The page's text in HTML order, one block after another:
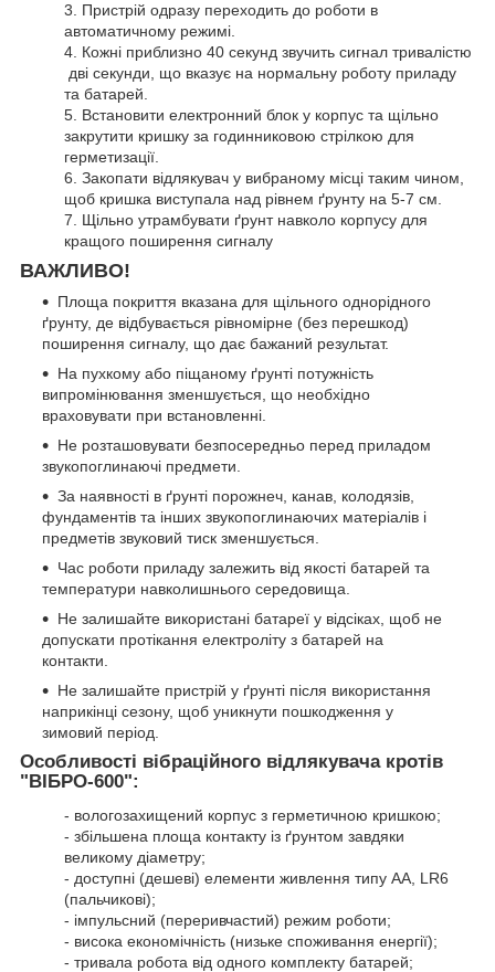
3. Пристрій одразу переходить до роботи в
автоматичному режимі.
4. Кожні приблизно 40 секунд звучить сигнал тривалістю
дві секунди, що вказує на нормальну роботу приладу
та батарей.
5. Встановити електронний блок у корпус та щільно
закрутити кришку за годинниковою стрілкою для
герметизації.
6. Закопати відлякувач у вибраному місці таким чином,
щоб кришка виступала над рівнем ґрунту на 5-7 см.
7. Щільно утрамбувати ґрунт навколо корпусу для
кращого поширення сигналу
ВАЖЛИВО!
Площа покриття вказана для щільного однорідного
ґрунту, де відбувається рівномірне (без перешкод)
поширення сигналу, що дає бажаний результат.
На пухкому або піщаному ґрунті потужність
випромінювання зменшується, що необхідно
враховувати при встановленні.
Не розташовувати безпосередньо перед приладом
звукопоглинаючі предмети.
За наявності в ґрунті порожнеч, канав, колодязів,
фундаментів та інших звукопоглинаючих матеріалів і
предметів звуковий тиск зменшується.
Час роботи приладу залежить від якості батарей та
температури навколишнього середовища.
Не залишайте використані батареї у відсіках, щоб не
допускати протікання електроліту з батарей на
контакти.
Не залишайте пристрій у ґрунті після використання
наприкінці сезону, щоб уникнути пошкодження у
зимовий період.
Особливості вібраційного відлякувача кротів
"ВІБРО-600":
- вологозахищений корпус з герметичною кришкою;
- збільшена площа контакту із ґрунтом завдяки
великому діаметру;
- доступні (дешеві) елементи живлення типу АА, LR6
(пальчикові);
- імпульсний (переривчастий) режим роботи;
- висока економічність (низьке споживання енергії);
- тривала робота від одного комплекту батарей;